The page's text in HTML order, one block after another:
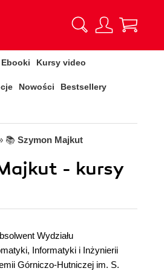
Ebooki Kursy video
Nowości Bestsellery
📚 Szymon Majkut
- kursy
Wydziału
Informatyki i Inżynierii
Górniczo-Hutniczej im. S.